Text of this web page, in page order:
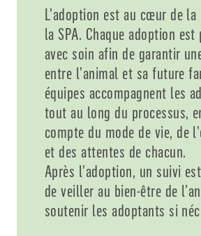
L’adoption est au cœur de
la SPA. Chaque adoption est
avec soin afin de garantir
entre l’animal et sa future
équipes accompagnent les
tout au long du processus,
compte du mode de vie, de
et des attentes de chacun.
Après l’adoption, un suivi
de veiller au bien-être de
soutenir les adoptants si